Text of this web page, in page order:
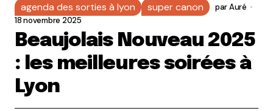
agenda des sorties à lyon super canon parAuré
18 novembre 2025
Beaujolais Nouveau 2025
: les meilleures soirées à
Lyon